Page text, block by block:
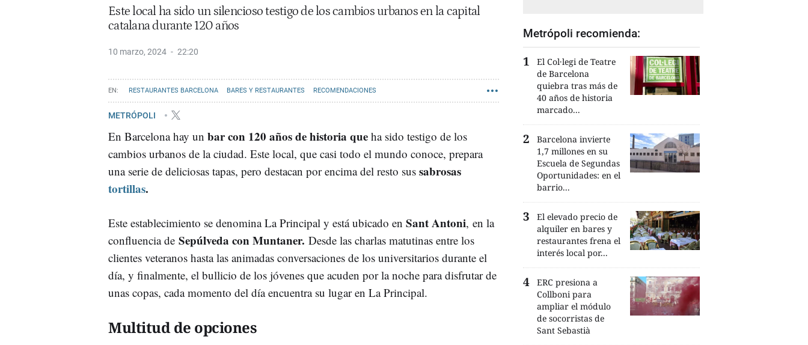
Este local ha sido un silencioso testigo de los cambios urbanos en la capital
catalana durante 120 años
10 marzo, 2024 22:20
RESTAURANTES BARCELONA BARES Y RESTAURANTES RECOMENDACIONES
METRÓPOLI
En Barcelona hay un bar con 120 años de historia que ha sido testigo de los
cambios urbanos de la ciudad. Este local, que casi todo el mundo conoce, prepara
una serie de deliciosas tapas, pero destacan por encima del resto sus sabrosas
tortillas.
Este establecimiento se denomina La Principal y está ubicado en Sant Antoni, en la
confluencia de Sepúlveda con Muntaner. Desde las charlas matutinas entre los
clientes veteranos hasta las animadas conversaciones de los universitarios durante el
día, y finalmente, el bullicio de los jóvenes que acuden por la noche para disfrutar de
unas copas, cada momento del día encuentra su lugar en La Principal.
Multitud de opciones
Metrópoli recomienda:
El Col·legi de Teatre
de Barcelona
quiebra tras más de
40 años de historia
marcado...
Barcelona invierte
1,7 millones en su
Escuela de Segundas
Oportunidades: en el
barrio...
El elevado precio de
alquiler en bares y
restaurantes frena el
interés local por...
ERC presiona a
Collboni para
ampliar el módulo
de socorristas de
Sant Sebastià